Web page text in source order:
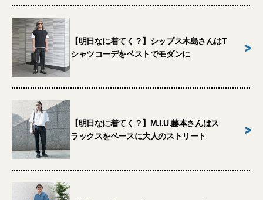
【明日なに着てく？】シップス木島さんはT
シャツコーデをベストでモダンに
>
【明日なに着てく？】M.I.U.藤本さんはス
ラックスをベースに大人のストリート
>